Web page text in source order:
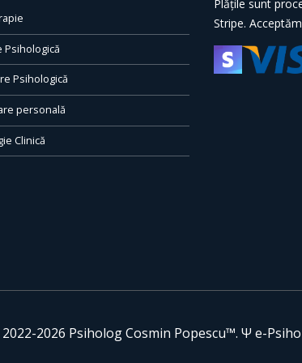
Psihologică
Psihologică
personală
Clinică
Plățile sunt
Stripe.
2026 Psiholog Cosmin Popescu™. Ψ e-